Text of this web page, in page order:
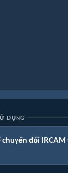
DỤNG
chuyển đổi